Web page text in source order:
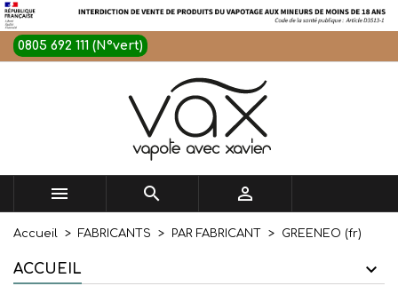
0805 692 111 (N°vert)
  
Accueil FABRICANTS PAR FABRICANT GREENEO (fr)
ACCUEIL